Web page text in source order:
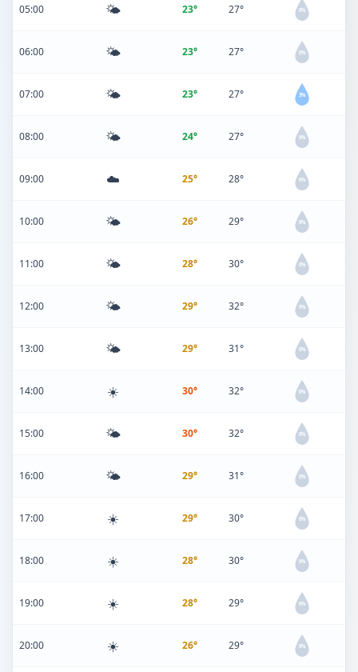
05:00 🌤️ 23° 27° 0%
06:00 🌤️ 23° 27° 0%
07:00 🌤️ 23° 27° 3%
08:00 🌤️ 24° 27° 0%
09:00 ☁️ 25° 28° 0%
10:00 🌤️ 26° 29° 0%
11:00 🌤️ 28° 30° 0%
12:00 🌤️ 29° 32° 0%
13:00 🌤️ 29° 31° 0%
14:00 ☀️ 30° 32° 0%
15:00 🌤️ 30° 32° 0%
16:00 🌤️ 29° 31° 0%
17:00 ☀️ 29° 30° 0%
18:00 ☀️ 28° 30° 0%
19:00 ☀️ 28° 29° 0%
20:00 ☀️ 26° 29° 0%